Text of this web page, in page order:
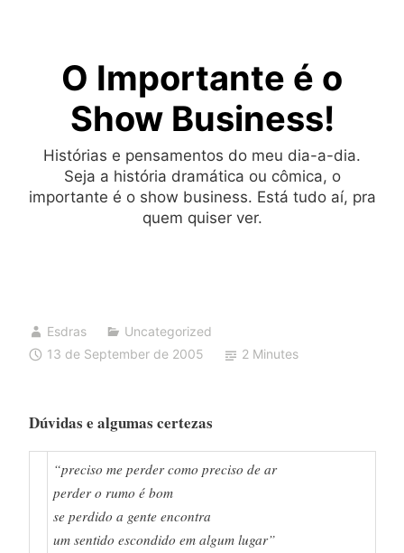
O Importante é o
Show Business!
Histórias e pensamentos do meu dia-a-dia.
Seja a história dramática ou cômica, o
importante é o show business. Está tudo aí, pra
quem quiser ver.
Esdras
Uncategorized
13 de September de 2005
2 Minutes
Dúvidas e algumas certezas
“preciso me perder como preciso de ar
perder o rumo é bom
se perdido a gente encontra
um sentido escondido em algum lugar”